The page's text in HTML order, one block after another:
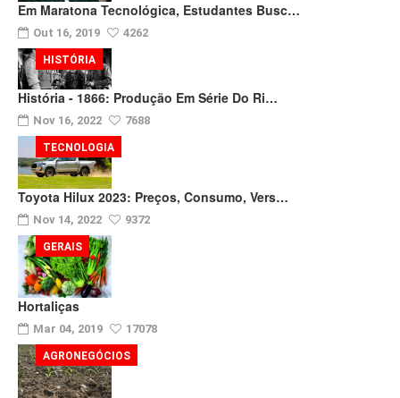
Em Maratona Tecnológica, Estudantes Busc…
Out 16, 2019 4262
História - 1866: Produção Em Série Do Ri…
Nov 16, 2022 7688
HISTÓRIA
Toyota Hilux 2023: Preços, Consumo, Vers…
Nov 14, 2022 9372
TECNOLOGIA
Hortaliças
Mar 04, 2019 17078
GERAIS
AGRONEGÓCIOS